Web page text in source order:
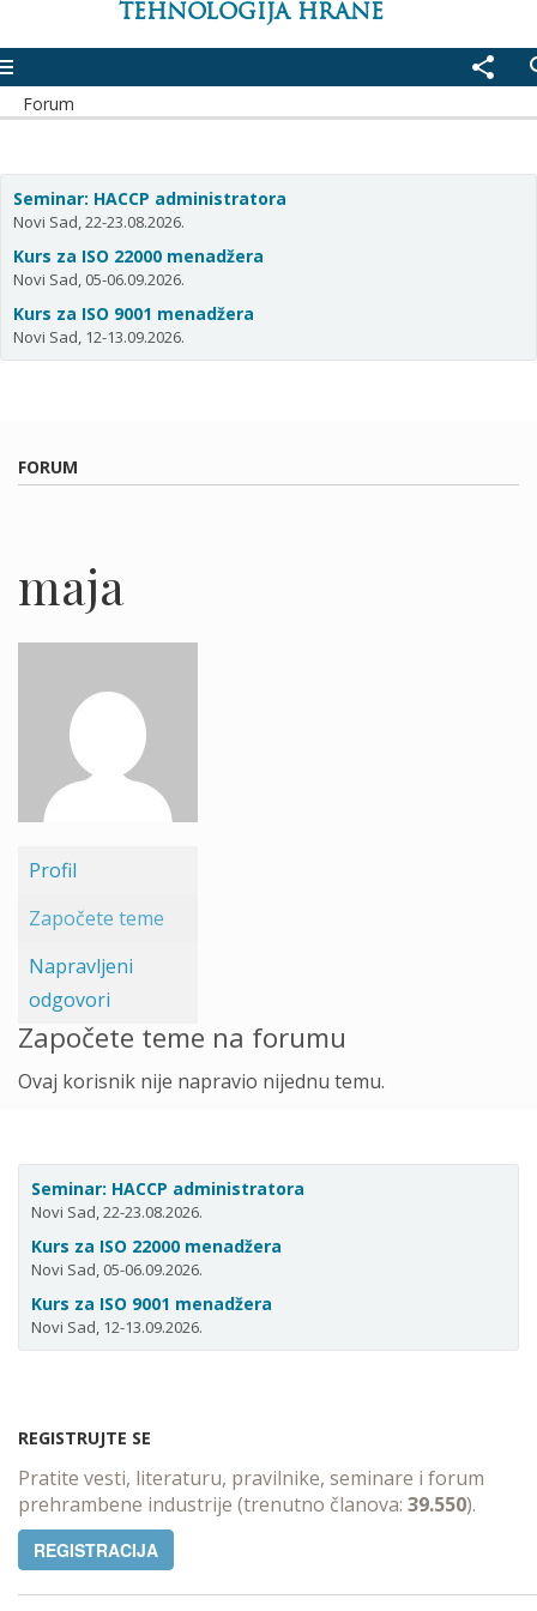
TEHNOLOGIJA HRANE
share
Forum
Seminar: HACCP administratora
Novi Sad, 22-23.08.2026.
Kurs za ISO 22000 menadžera
Novi Sad, 05-06.09.2026.
Kurs za ISO 9001 menadžera
Novi Sad, 12-13.09.2026.
FORUM
maja
Profil
Započete teme
Napravljeni
odgovori
Započete teme na forumu
Ovaj korisnik nije napravio nijednu temu.
Seminar: HACCP administratora
Novi Sad, 22-23.08.2026.
Kurs za ISO 22000 menadžera
Novi Sad, 05-06.09.2026.
Kurs za ISO 9001 menadžera
Novi Sad, 12-13.09.2026.
REGISTRUJTE SE
Pratite vesti, literaturu, pravilnike, seminare i forum
prehrambene industrije (trenutno članova: 39.550).
REGISTRACIJA